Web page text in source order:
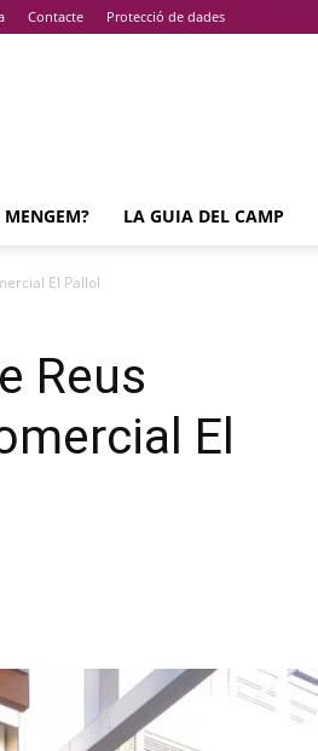
Contacte Protecció de dades
LA GUIA DEL CAMP
El Pallol
Reus
El